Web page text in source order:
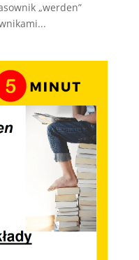
„werden”